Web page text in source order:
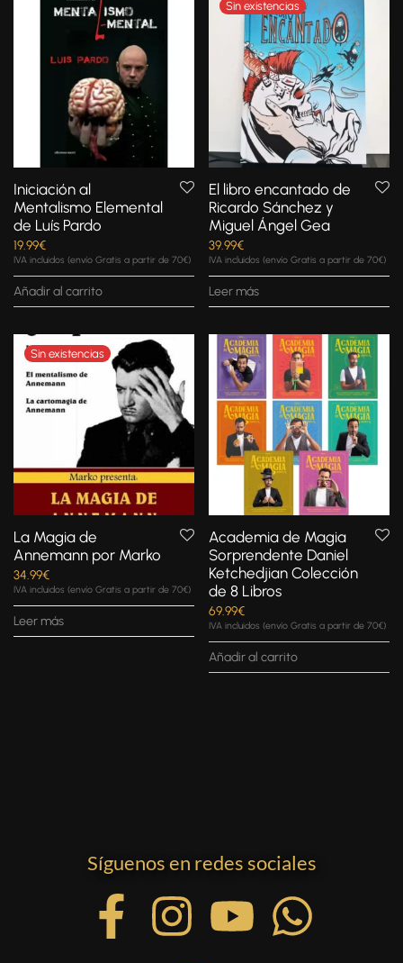
Iniciación al
Mentalismo Elemental
de Luís Pardo
19.99€
IVA incluidos (envío Gratis a partir de 70€)
Añadir al carrito
El libro encantado de
Ricardo Sánchez y
Miguel Ángel Gea
39.99€
IVA incluidos (envío Gratis a partir de 70€)
Leer más
La Magia de
Annemann por Marko
34.99€
IVA incluidos (envío Gratis a partir de 70€)
Leer más
Academia de Magia
Sorprendente Daniel
Ketchedjian Colección
de 8 Libros
69.99€
IVA incluidos (envío Gratis a partir de 70€)
Añadir al carrito
Síguenos en redes sociales